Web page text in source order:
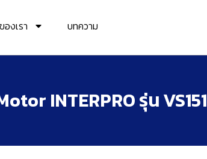
งเรา บทความ
INTERPRO รุ่น VS151